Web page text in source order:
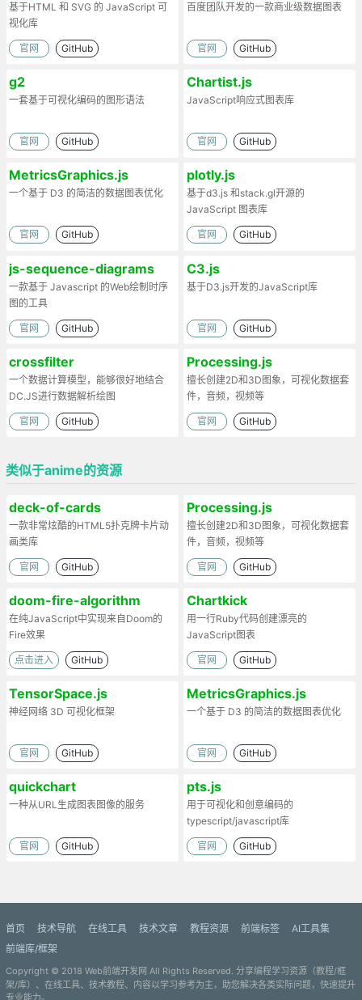
基于HTML 和 SVG 的 JavaScript 可
视化库
官网 GitHub
百度团队开发的一款商业级数据图表
官网 GitHub
g2
一套基于可视化编码的图形语法
官网 GitHub
Chartist.js
JavaScript响应式图表库
官网 GitHub
MetricsGraphics.js
一个基于 D3 的简洁的数据图表优化
官网 GitHub
plotly.js
基于d3.js 和stack.gl开源的
JavaScript 图表库
官网 GitHub
js-sequence-diagrams
一款基于 Javascript 的Web绘制时序
图的工具
官网 GitHub
C3.js
基于D3.js开发的JavaScript库
官网 GitHub
crossfilter
一个数据计算模型，能够很好地结合
DC.JS进行数据解析绘图
官网 GitHub
Processing.js
擅长创建2D和3D图象，可视化数据套
件，音频，视频等
官网 GitHub
类似于anime的资源
deck-of-cards
一款非常炫酷的HTML5扑克牌卡片动
画类库
官网 GitHub
Processing.js
擅长创建2D和3D图象，可视化数据套
件，音频，视频等
官网 GitHub
doom-fire-algorithm
在纯JavaScript中实现来自Doom的
Fire效果
点击进入 GitHub
Chartkick
用一行Ruby代码创建漂亮的
JavaScript图表
官网 GitHub
TensorSpace.js
神经网络 3D 可视化框架
官网 GitHub
MetricsGraphics.js
一个基于 D3 的简洁的数据图表优化
官网 GitHub
quickchart
一种从URL生成图表图像的服务
官网 GitHub
pts.js
用于可视化和创意编码的
typescript/javascript库
官网 GitHub
首页 技术导航 在线工具 技术文章 教程资源 前端标签
AI工具集
前端库/框架